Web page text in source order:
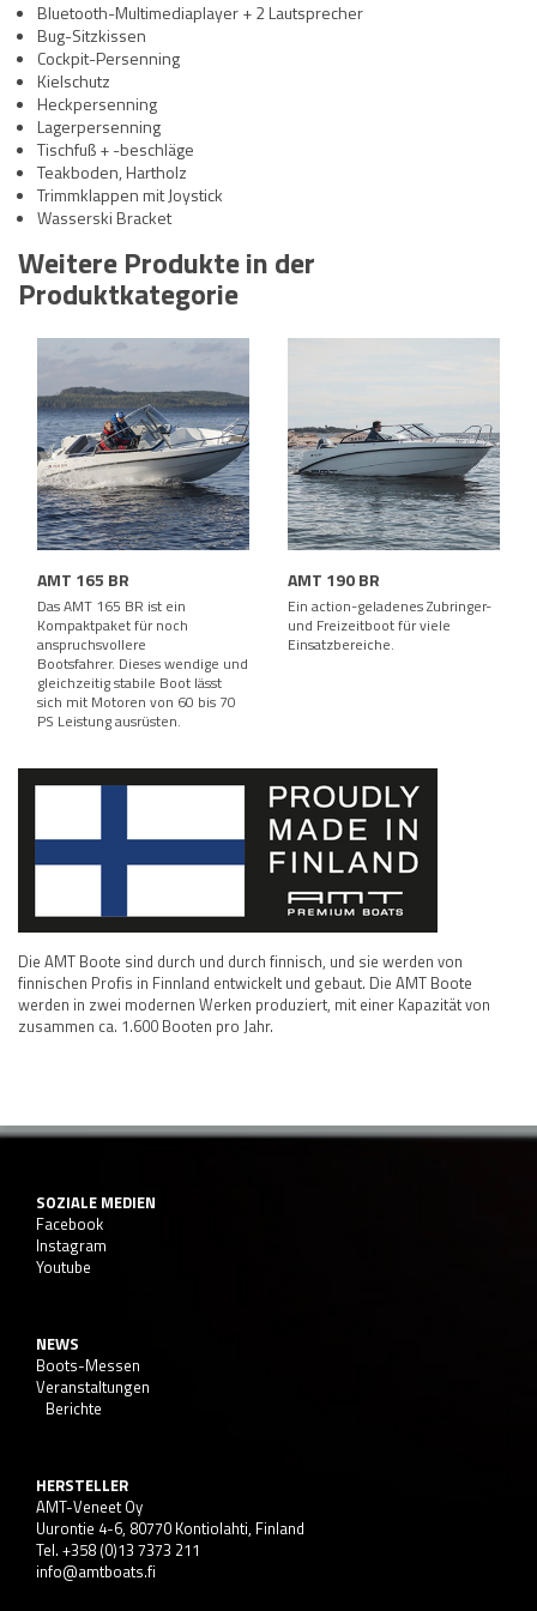
Bluetooth-Multimediaplayer + 2 Lautsprecher
Bug-Sitzkissen
Cockpit-Persenning
Kielschutz
Heckpersenning
Lagerpersenning
Tischfuß + -beschläge
Teakboden, Hartholz
Trimmklappen mit Joystick
Wasserski Bracket
Weitere Produkte in der
Produktkategorie
AMT 165 BR
Das AMT 165 BR ist ein
Kompaktpaket für noch
anspruchsvollere
Bootsfahrer. Dieses wendige und
gleichzeitig stabile Boot lässt
sich mit Motoren von 60 bis 70
PS Leistung ausrüsten.
AMT 190 BR
Ein action-geladenes Zubringer-
und Freizeitboot für viele
Einsatzbereiche.
Die AMT Boote sind durch und durch finnisch, und sie werden von
finnischen Profis in Finnland entwickelt und gebaut. Die AMT Boote
werden in zwei modernen Werken produziert, mit einer Kapazität von
zusammen ca. 1.600 Booten pro Jahr.
SOZIALE MEDIEN
Facebook
Instagram
Youtube
NEWS
Boots-Messen
Veranstaltungen
Berichte
HERSTELLER
AMT-Veneet Oy
Uurontie 4-6, 80770 Kontiolahti, Finland
Tel. +358 (0)13 7373 211
info@amtboats.fi